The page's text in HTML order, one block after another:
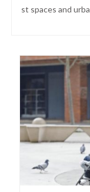
st spaces and